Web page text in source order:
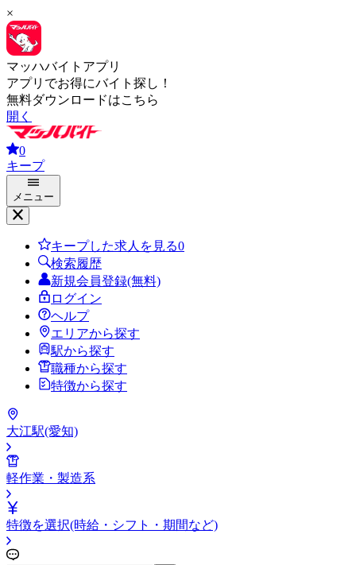
×
マッハバイトアプリ
アプリでお得にバイト探し！
無料ダウンロードはこちら
開く
0
キープ
メニュー
キープした求人を見る0
検索履歴
新規会員登録(無料)
ログイン
ヘルプ
エリアから探す
駅から探す
職種から探す
特徴から探す
大江駅(愛知)
軽作業・製造系
特徴を選択(時給・シフト・期間など)